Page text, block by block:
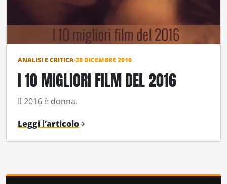
ANALISI E CRITICA·28 DICEMBRE 2016
I 10 MIGLIORI FILM DEL 2016
Il 2016 è donna.
Leggi l’articolo